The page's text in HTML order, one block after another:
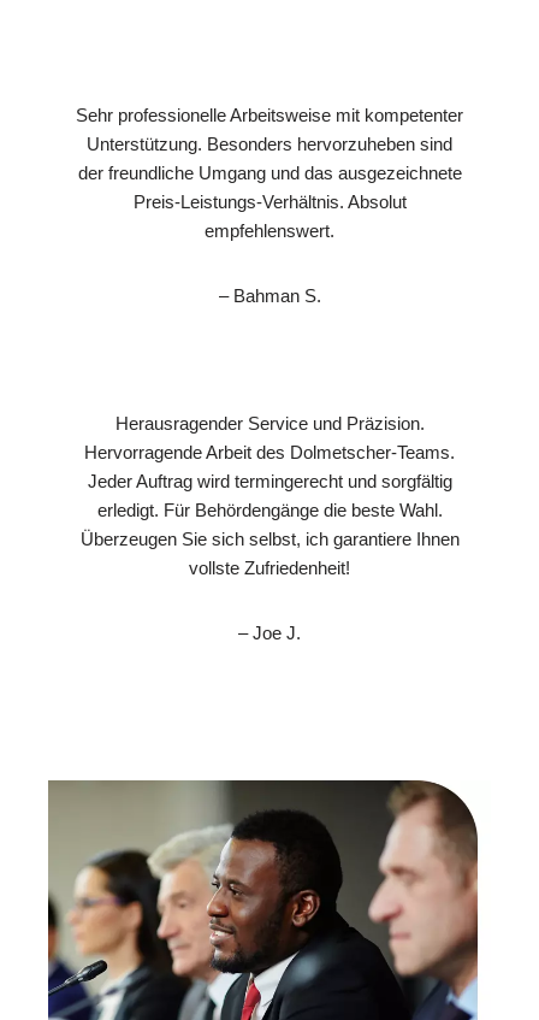
Sehr professionelle Arbeitsweise mit kompetenter
Unterstützung. Besonders hervorzuheben sind
der freundliche Umgang und das ausgezeichnete
Preis-Leistungs-Verhältnis. Absolut
empfehlenswert.
– Bahman S.
Herausragender Service und Präzision.
Hervorragende Arbeit des Dolmetscher-Teams.
Jeder Auftrag wird termingerecht und sorgfältig
erledigt. Für Behördengänge die beste Wahl.
Überzeugen Sie sich selbst, ich garantiere Ihnen
vollste Zufriedenheit!
– Joe J.